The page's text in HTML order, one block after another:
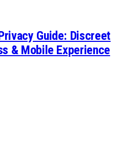
Guide: Discreet
& Mobile Experience